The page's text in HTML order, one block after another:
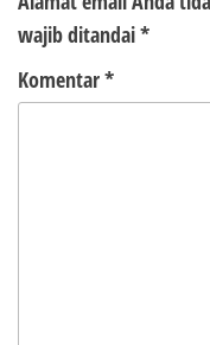
wajib ditandai*
Komentar*